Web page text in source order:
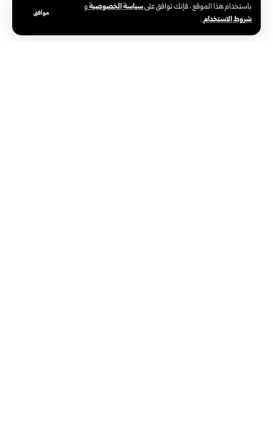
باستخدام هذا الموقع ، فإنك توافق علىسياسة الخصوصيةو
شروط الاستخدام.
موافق
الثالث في الترتيب وتعد مباراة اليوم اختباراً حقيقياً لقدرة الطواحين
الهولندية على تصحيح مسارها وإعادة الاعتبار لحساباتها في البطولة.